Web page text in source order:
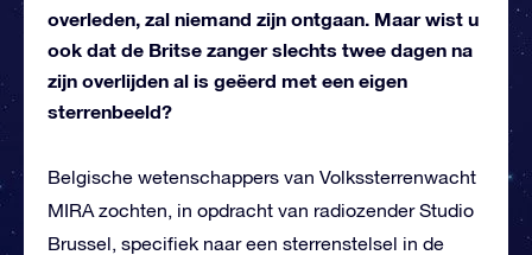
overleden, zal niemand zijn ontgaan. Maar wist u
ook dat de Britse zanger slechts twee dagen na
zijn overlijden al is geëerd met een eigen
sterrenbeeld?
Belgische wetenschappers van Volkssterrenwacht
MIRA zochten, in opdracht van radiozender Studio
Brussel, specifiek naar een sterrenstelsel in de